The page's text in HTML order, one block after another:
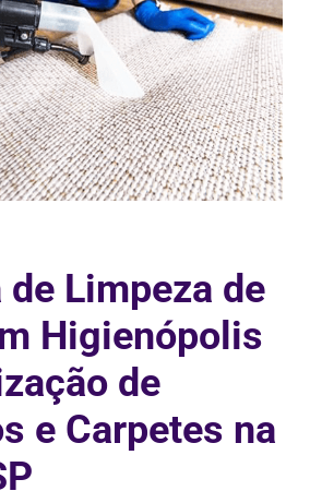
de Limpeza de
Higienópolis
de
e Carpetes na